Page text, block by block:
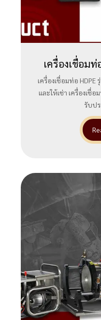
เครื่องเชื่อมท่
เครื่องเชื่อมท่อ HDPE
และให้เช่า เครื่องเชื่อ
รับป